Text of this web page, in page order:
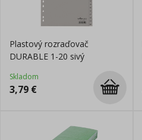
Plastový rozraďovač
DURABLE 1-20 sivý
Skladom
3,79 €